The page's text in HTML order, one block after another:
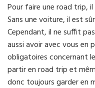
Pour faire une road trip,
Sans une voiture, il est
Cependant, il ne suffit
aussi avoir avec vous en
obligatoires concernant
partir en road trip et
donc toujours garder en